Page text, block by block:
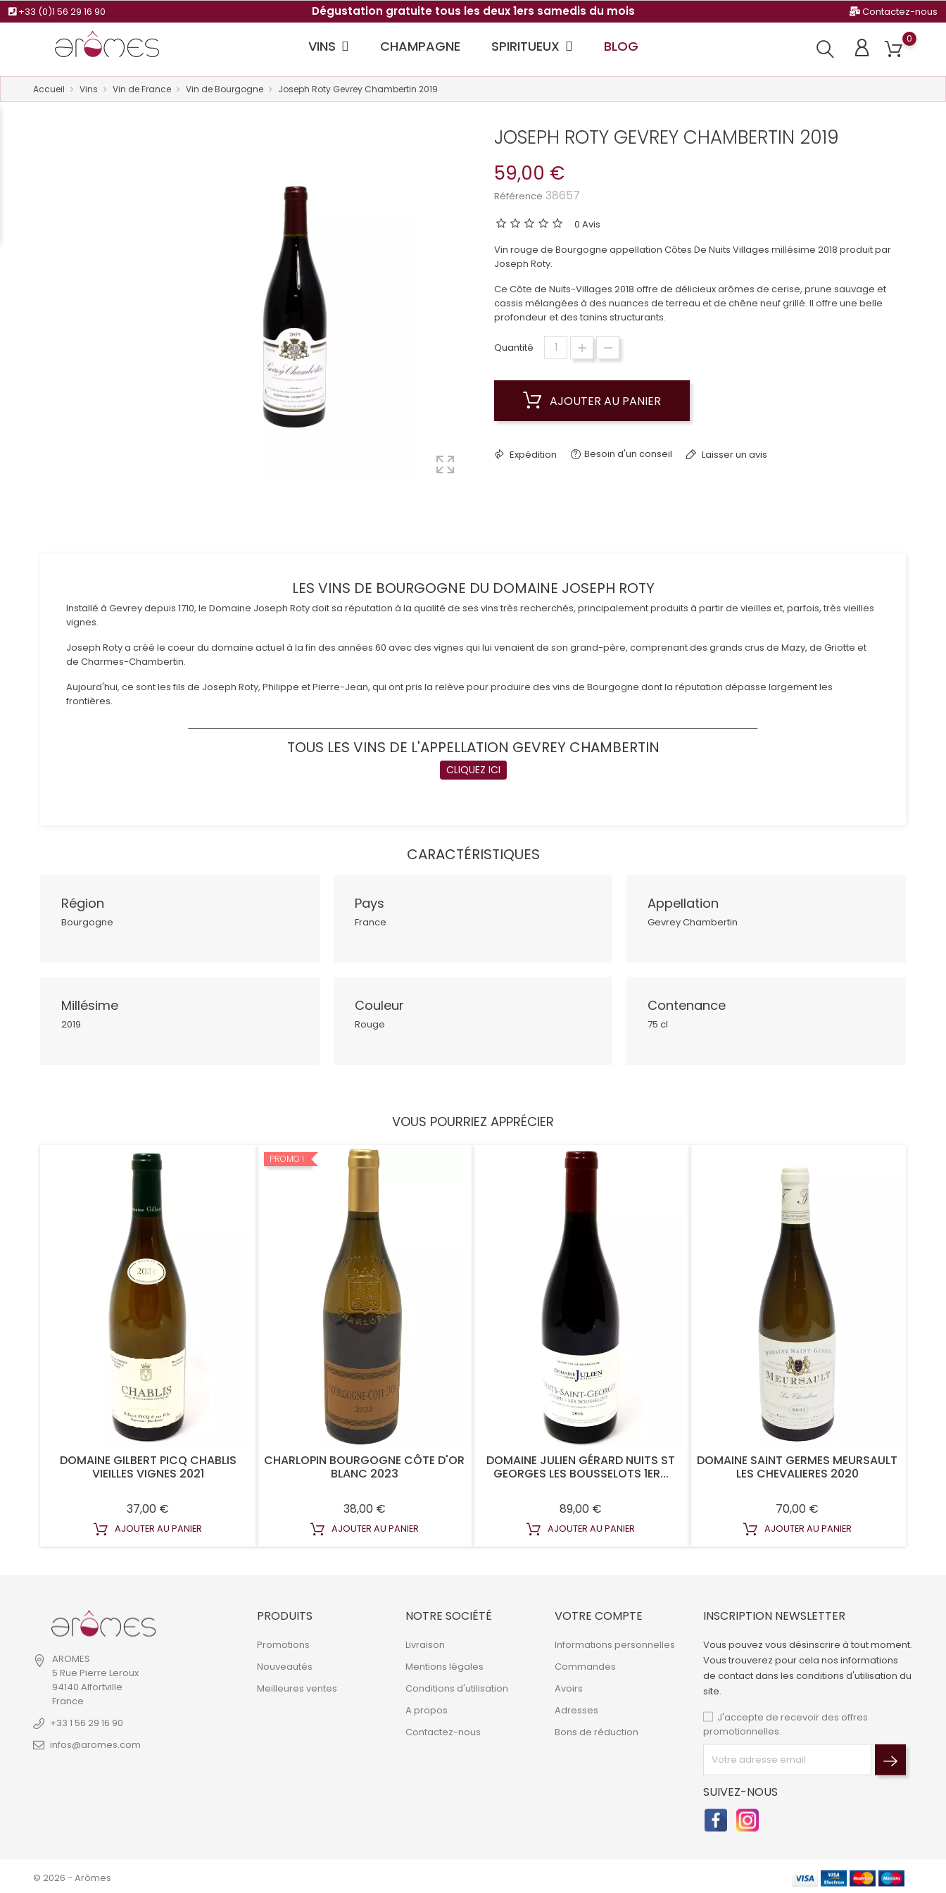
+33 (0)1 56 29 16 90 Dégustation gratuite tous les deux 1ers samedis du mois Contactez-nous
VINS CHAMPAGNE SPIRITUEUX BLOG 0
Accueil Vins Vin de France Vin de Bourgogne Joseph Roty Gevrey Chambertin 2019
JOSEPH ROTY GEVREY CHAMBERTIN 2019
59,00 €
Référence 38657
0 Avis
Vin rouge de Bourgogne appellation Côtes De Nuits Villages millésime 2018 produit par
Joseph Roty.
Ce Côte de Nuits-Villages 2018 offre de délicieux arômes de cerise, prune sauvage et
cassis mélangées à des nuances de terreau et de chêne neuf grillé. Il offre une belle
profondeur et des tanins structurants.
Quantité
AJOUTER AU PANIER
Expédition Besoin d'un conseil Laisser un avis
LES VINS DE BOURGOGNE DU DOMAINE JOSEPH ROTY
Installé à Gevrey depuis 1710, le Domaine Joseph Roty doit sa réputation à la qualité de ses vins très recherchés, principalement produits à partir de vieilles et, parfois, très vieilles
vignes.
Joseph Roty a créé le coeur du domaine actuel à la fin des années 60 avec des vignes qui lui venaient de son grand-père, comprenant des grands crus de Mazy, de Griotte et
de Charmes-Chambertin.
Aujourd'hui, ce sont les fils de Joseph Roty, Philippe et Pierre-Jean, qui ont pris la relève pour produire des vins de Bourgogne dont la réputation dépasse largement les
frontières.
TOUS LES VINS DE L'APPELLATION GEVREY CHAMBERTIN
CLIQUEZ ICI
CARACTÉRISTIQUES
Région
Bourgogne
Pays
France
Appellation
Gevrey Chambertin
Millésime
2019
Couleur
Rouge
Contenance
75 cl
VOUS POURRIEZ APPRÉCIER
DOMAINE GILBERT PICQ CHABLIS
VIEILLES VIGNES 2021
37,00 €
AJOUTER AU PANIER
PROMO !
CHARLOPIN BOURGOGNE CÔTE D'OR
BLANC 2023
38,00 €Prix
AJOUTER AU PANIER
DOMAINE JULIEN GÉRARD NUITS ST
GEORGES LES BOUSSELOTS 1ER...
89,00 €
AJOUTER AU PANIER
DOMAINE SAINT GERMES MEURSAULT
LES CHEVALIERES 2020
70,00 €
AJOUTER AU PANIER
AROMES
5 Rue Pierre Leroux
94140 Alfortville
France
+33 1 56 29 16 90
infos@aromes.com
PRODUITS
Promotions
Nouveautés
Meilleures ventes
NOTRE SOCIÉTÉ
Livraison
Mentions légales
Conditions d'utilisation
A propos
Contactez-nous
VOTRE COMPTE
Informations personnelles
Commandes
Avoirs
Adresses
Bons de réduction
INSCRIPTION NEWSLETTER
Vous pouvez vous désinscrire à tout moment.
Vous trouverez pour cela nos informations
de contact dans les conditions d'utilisation du
site.
J'accepte de recevoir des offres
promotionnelles.
SUIVEZ-NOUS
© 2026 - Arômes